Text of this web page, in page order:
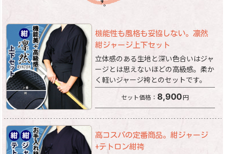
機能性も風格も妥協しない。凛然
紺ジャージ上下セット
立体感のある生地と深い色合いはジャ
ージとは思えないほどの高級感。柔か
く軽いジャージ袴とのセットです。
セット価格：8,900円
高コスパの定番商品。紺ジャージ
+テトロン紺袴